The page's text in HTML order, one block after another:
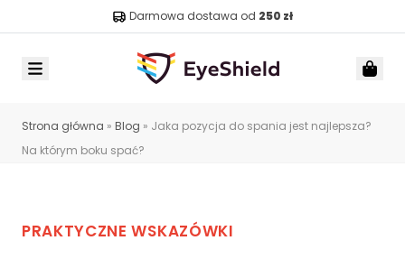
Darmowa dostawa od 250 zł
Strona główna » Blog » Jaka pozycja do spania jest najlepsza?
Na którym boku spać?
PRAKTYCZNE WSKAZÓWKI